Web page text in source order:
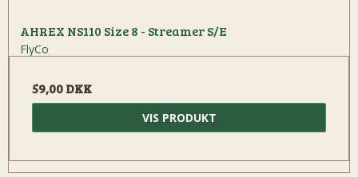
AHREX NS110 Size 8 - Streamer S/E
FlyCo
59,00 DKK
VIS PRODUKT